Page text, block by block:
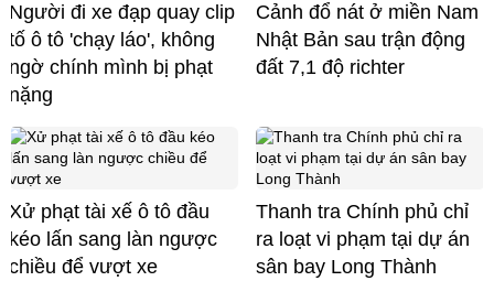
Người đi xe đạp quay clip
tố ô tô 'chạy láo', không
ngờ chính mình bị phạt
nặng
Cảnh đổ nát ở miền Nam
Nhật Bản sau trận động
đất 7,1 độ richter
Xử phạt tài xế ô tô đầu
kéo lấn sang làn ngược
chiều để vượt xe
Thanh tra Chính phủ chỉ
ra loạt vi phạm tại dự án
sân bay Long Thành